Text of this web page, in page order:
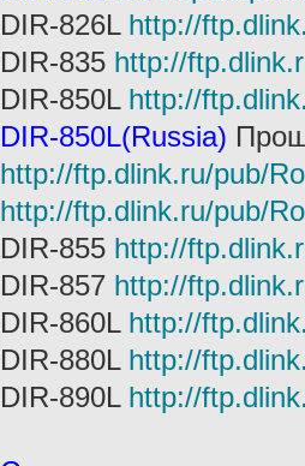
DIR-826L http://
DIR-835 http://
DIR-850L http://
DIR-850L(Russia)
http://ftp.dlink.ru/pub/
http://ftp.dlink.ru/pub/
DIR-855 http://
DIR-857 http://
DIR-860L http://
DIR-880L http://
DIR-890L http://